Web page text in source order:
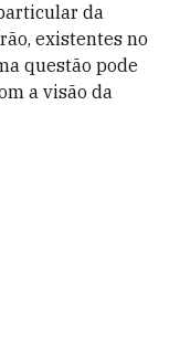
da
existentes no
questão pode
a visão da